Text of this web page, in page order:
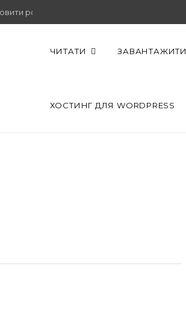
роботу.
ЧИТАТИ ЗАВАНТАЖИТИ
ХОСТИНГ ДЛЯ WORDPRESS